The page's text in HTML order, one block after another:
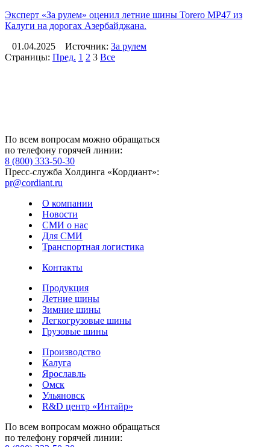
Эксперт «За рулем» оценил летние шины Torero MP47 из
Калуги на дорогах Азербайджана.
01.04.2025
Источник: За рулем
Страницы: Пред. 1 2 3 Все
По всем вопросам можно обращаться
по телефону горячей линии:
8 (800) 333-50-30
Пресс-служба Холдинга «Кордиант»:
pr@cordiant.ru
О компании
Новости
СМИ о нас
Для СМИ
Транспортная логистика
Контакты
Продукция
Летние шины
Зимние шины
Легкогрузовые шины
Грузовые шины
Производство
Калуга
Ярославль
Омск
Ульяновск
R&D центр «Интайр»
По всем вопросам можно обращаться
по телефону горячей линии: